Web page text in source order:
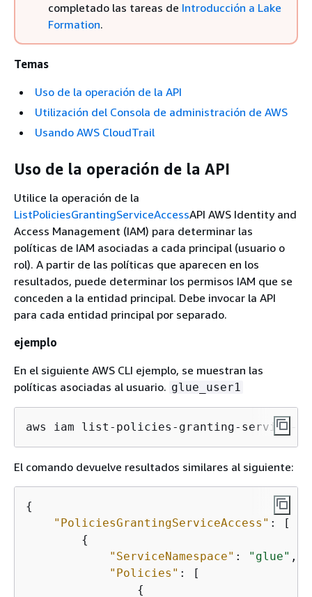
completado las tareas de Introducción a Lake
Formation.
Temas
Uso de la operación de la API
Utilización del Consola de administración de AWS
Usando AWS CloudTrail
Uso de la operación de la API
Utilice la operación de la
ListPoliciesGrantingServiceAccessAPI AWS Identity and
Access Management (IAM) para determinar las
políticas de IAM asociadas a cada principal (usuario o
rol). A partir de las políticas que aparecen en los
resultados, puede determinar los permisos IAM que se
conceden a la entidad principal. Debe invocar la API
para cada entidad principal por separado.
ejemplo
En el siguiente AWS CLI ejemplo, se muestran las
políticas asociadas al usuario. glue_user1
aws iam list-policies-granting-service-
El comando devuelve resultados similares al siguiente:
{
"PoliciesGrantingServiceAccess" : [
{
"ServiceNamespace" : "glue" ,
"Policies" : [
{